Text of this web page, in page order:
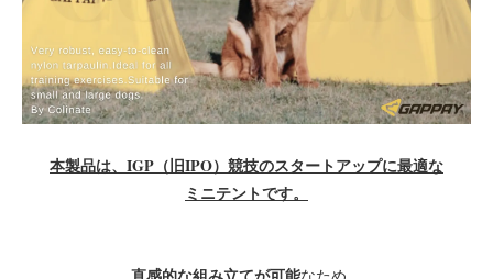
本製品は、IGP（旧IPO）競技のスタートアップに最適な
ミニテントです。